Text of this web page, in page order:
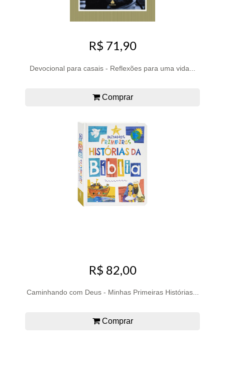
R$ 71,90
Devocional para casais - Reflexões para uma vida...
Comprar
R$ 82,00
Caminhando com Deus - Minhas Primeiras Histórias...
Comprar